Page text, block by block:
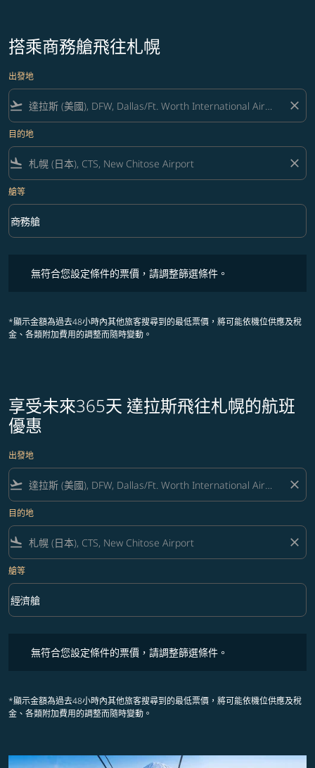
搭乘商務艙飛往札幌
出發地
flight_takeoff close
目的地
flight_land close
艙等
艙等 option 商務艙 Selected
商務艙
keyboard_arrow_down
無符合您設定條件的票價，請調整篩選條件。
*顯示金額為過去48小時內其他旅客搜尋到的最低票價，將可能依機位供應及稅
金、各類附加費用的調整而隨時變動。
享受未來365天 達拉斯飛往札幌的航班
優惠
出發地
flight_takeoff close
目的地
flight_land close
艙等
艙等 option 經濟艙 Selected
經濟艙
keyboard_arrow_down
無符合您設定條件的票價，請調整篩選條件。
*顯示金額為過去48小時內其他旅客搜尋到的最低票價，將可能依機位供應及稅
金、各類附加費用的調整而隨時變動。